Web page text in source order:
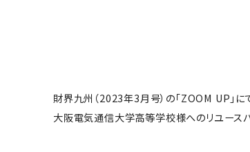
財界九州（2023年3月号）の「ZOOM UP」に
大阪電気通信大学高等学校様へのリユース